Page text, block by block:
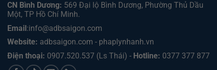
CN Bình Dương: 569 Đại lộ Bình Dương, Phường Thủ Dầu
Một, TP Hồ Chí Minh.
Email:info@adbsaigon.com
Website: adbsaigon.com - phaplynhanh.vn
Điện thoại: 0907.520.537 (Ls Thái) - Hotline: 0377 377 877